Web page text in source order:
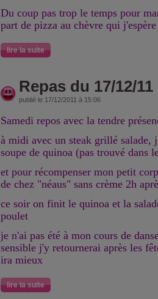
Du coup pas trop le temps pour
part de pizza au chèvre qui
lire la suite
Repas du 17/12/11
publié le 17/12/2011 à 15:06
Samedi repos avec la tendre
à midi avec un steak grillé salade,
soupe de quinoa (pas trouvé dans
et pour récompenser mon petit
de chez "néaus" sans crème 2h
ce soir on finit le quinoa et la
poulet
je n'ai pas été à mon cours de
sensible j'y retournerai après les
ira mieux
lire la suite